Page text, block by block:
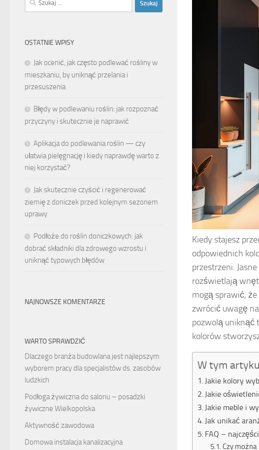
Kiedy stajesz
odpowiednich
przestrzeni.
rozświetlają
mogą sprawić,
zwrócić uwagę
pozwolą uniknąć
kolorów
W tym
Jakie kolory
Jakie
Jakie meble i
Jak unikać
FAQ –
Czy
OSTATNIE WPISY
Jak ocenić, jak często podlewać rośliny w
mieszkaniu, by uniknąć przelania i
przesuszenia
Błędy w podlewaniu roślin: jak rozpoznać
przyczyny i skutecznie je naprawić
Aplikacja do podlewania roślin — czy
ułatwia pielęgnację i kiedy naprawdę warto z
niej korzystać?
Jak skutecznie czyścić i regenerować
ziemię z doniczek przed kolejnym sezonem
uprawy
Podłoże do roślin doniczkowych: jak
dobrać składniki dla zdrowego wzrostu i
uniknąć typowych błędów
NAJNOWSZE KOMENTARZE
WARTO SPRAWDZIĆ
Dlaczego branża budowlana jest najlepszym
wyborem pracy dla specjalistów ds. zasobów
ludzkich
Podłoga żywiczna do salonu – posadzki
żywiczne Wielkopolska
Aktywność zawodowa
Domowa instalacja kanalizacyjna